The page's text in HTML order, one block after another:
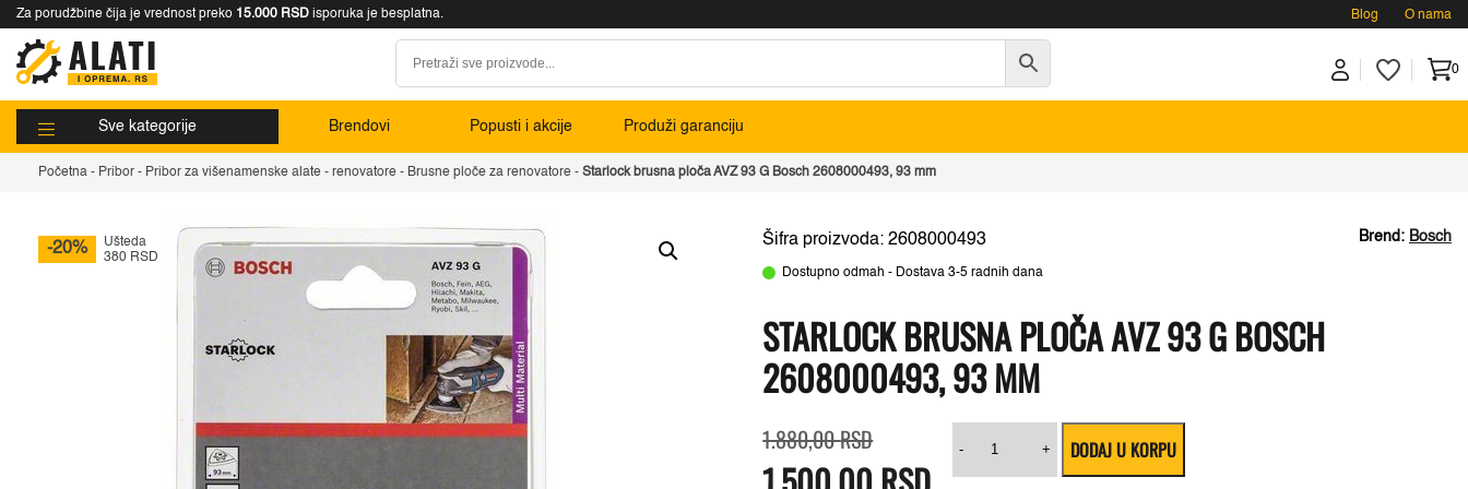
Za porudžbine čija je vrednost preko 15.000 RSD isporuka je besplatna. Blog O nama
0
Sve kategorije Brendovi Popusti i akcije Produži garanciju
Početna - Pribor - Pribor za višenamenske alate - renovatore - Brusne ploče za renovatore - Starlock brusna ploča AVZ 93 G Bosch 2608000493, 93 mm
-20%
Ušteda
380 RSD
Brend: Bosch
Šifra proizvoda: 2608000493
Dostupno odmah - Dostava 3-5 radnih dana
STARLOCK BRUSNA PLOČA AVZ 93 G BOSCH
2608000493, 93 MM
1.880,00RSDcena
je
bila:
cena
je:
1.500,00 RSD.
-
brusna
AVZ
+ DODAJ U KORPU